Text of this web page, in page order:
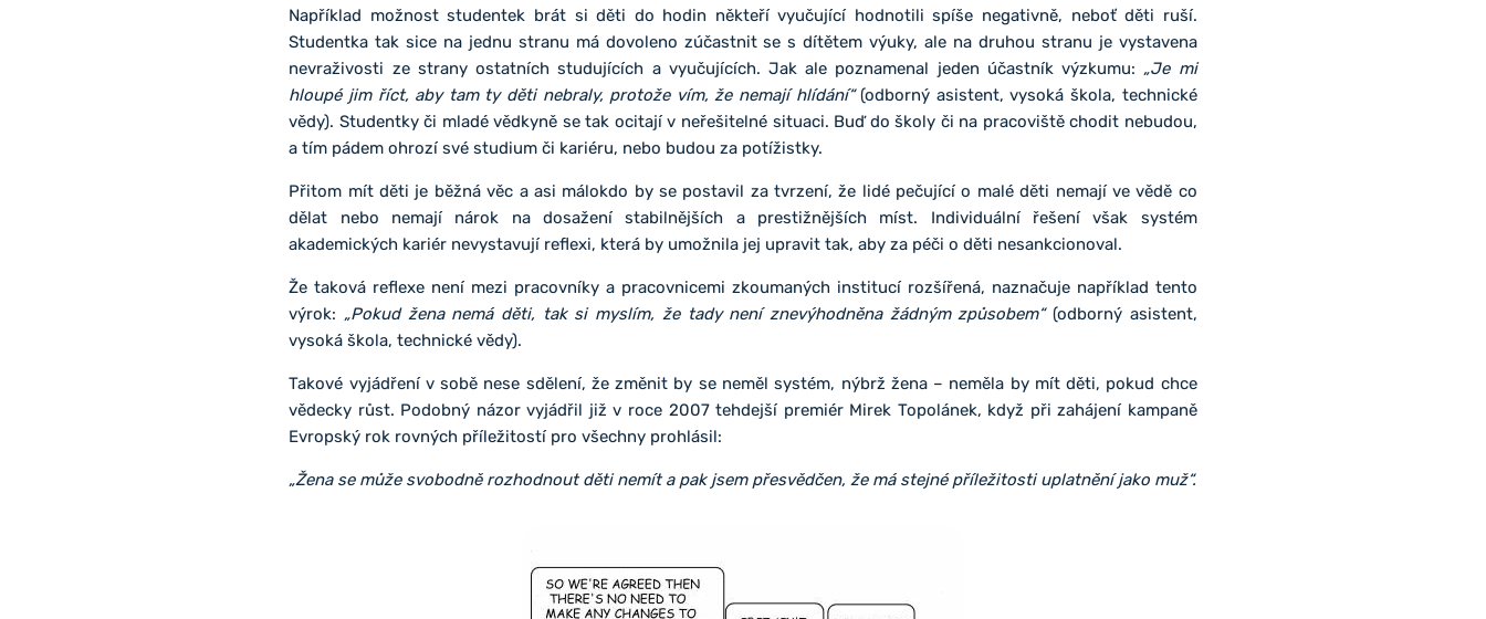
Například možnost studentek brát si děti do hodin někteří vyučující hodnotili spíše negativně, neboť děti ruší.
Studentka tak sice na jednu stranu má dovoleno zúčastnit se s dítětem výuky, ale na druhou stranu je vystavena
nevraživosti ze strany ostatních studujících a vyučujících. Jak ale poznamenal jeden účastník výzkumu: „Je mi
hloupé jim říct, aby tam ty děti nebraly, protože vím, že nemají hlídání“(odborný asistent, vysoká škola, technické
vědy). Studentky či mladé vědkyně se tak ocitají v neřešitelné situaci. Buď do školy či na pracoviště chodit nebudou,
a tím pádem ohrozí své studium či kariéru, nebo budou za potížistky.
Přitom mít děti je běžná věc a asi málokdo by se postavil za tvrzení, že lidé pečující o malé děti nemají ve vědě co
dělat nebo nemají nárok na dosažení stabilnějších a prestižnějších míst. Individuální řešení však systém
akademických kariér nevystavují reflexi, která by umožnila jej upravit tak, aby za péči o děti nesankcionoval.
Že taková reflexe není mezi pracovníky a pracovnicemi zkoumaných institucí rozšířená, naznačuje například tento
výrok: „Pokud žena nemá děti, tak si myslím, že tady není znevýhodněna žádným způsobem“(odborný asistent,
vysoká škola, technické vědy).
Takové vyjádření v sobě nese sdělení, že změnit by se neměl systém, nýbrž žena – neměla by mít děti, pokud chce
vědecky růst. Podobný názor vyjádřil již v roce 2007 tehdejší premiér Mirek Topolánek, když při zahájení kampaně
Evropský rok rovných příležitostí pro všechny prohlásil:
„Žena se může svobodně rozhodnout děti nemít a pak jsem přesvědčen, že má stejné příležitosti uplatnění jako muž“.